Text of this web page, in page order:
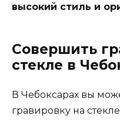
высокий стиль и
Совершить
стекле в
В Чебоксарах вы
гравировку на